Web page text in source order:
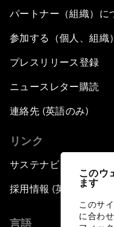
このウ
ます
このサ
に合わ
パートナー（組織）に
参加する（個人、組織）
プレスリリース登録
ニュースレター購読
連絡先 (英語のみ)
リンク
サステナビリティへの
採用情報 (英語のみ)
言語